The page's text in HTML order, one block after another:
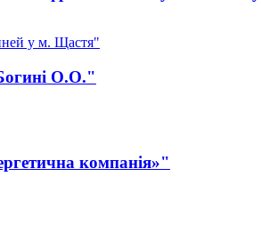
у м. Щастя"
О.О."
компанія»"